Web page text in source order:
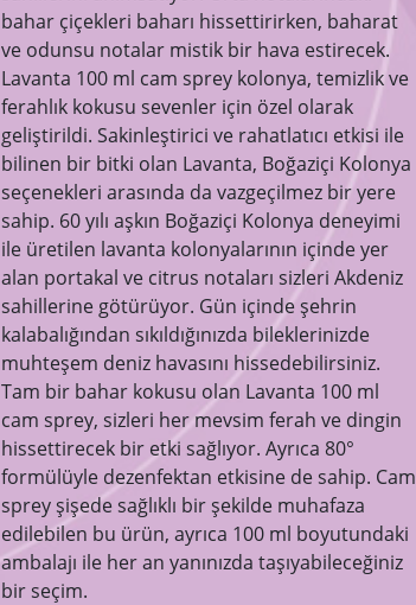
bahar çiçekleri baharı hissettirirken, baharat
ve odunsu notalar mistik bir hava estirecek.
Lavanta 100 ml cam sprey kolonya, temizlik ve
ferahlık kokusu sevenler için özel olarak
geliştirildi. Sakinleştirici ve rahatlatıcı etkisi ile
bilinen bir bitki olan Lavanta, Boğaziçi Kolonya
seçenekleri arasında da vazgeçilmez bir yere
sahip. 60 yılı aşkın Boğaziçi Kolonya deneyimi
ile üretilen lavanta kolonyalarının içinde yer
alan portakal ve citrus notaları sizleri Akdeniz
sahillerine götürüyor. Gün içinde şehrin
kalabalığından sıkıldığınızda bileklerinizde
muhteşem deniz havasını hissedebilirsiniz.
Tam bir bahar kokusu olan Lavanta 100 ml
cam sprey, sizleri her mevsim ferah ve dingin
hissettirecek bir etki sağlıyor. Ayrıca 80°
formülüyle dezenfektan etkisine de sahip. Cam
sprey şişede sağlıklı bir şekilde muhafaza
edilebilen bu ürün, ayrıca 100 ml boyutundaki
ambalajı ile her an yanınızda taşıyabileceğiniz
bir seçim.